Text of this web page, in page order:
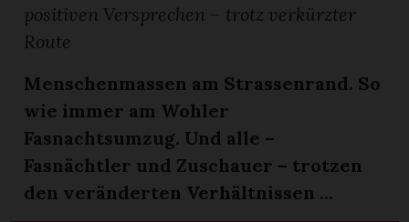
positiven Versprechen – trotz verkürzter
Route
Menschenmassen am Strassenrand. So
wie immer am Wohler
Fasnachtsumzug. Und alle –
Fasnächtler und Zuschauer – trotzen
den veränderten Verhältnissen ...